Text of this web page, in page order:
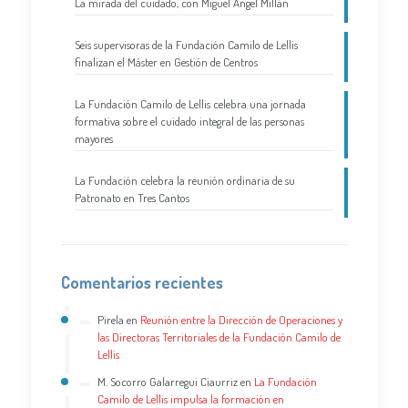
La mirada del cuidado, con Miguel Ángel Millán
Seis supervisoras de la Fundación Camilo de Lellis
finalizan el Máster en Gestión de Centros
La Fundación Camilo de Lellis celebra una jornada
formativa sobre el cuidado integral de las personas
mayores
La Fundación celebra la reunión ordinaria de su
Patronato en Tres Cantos
Comentarios recientes
Pirela en Reunión entre la Dirección de Operaciones y
las Directoras Territoriales de la Fundación Camilo de
Lellis
M. Socorro Galarregui Ciaurrizen La Fundación
Camilo de Lellis impulsa la formación en